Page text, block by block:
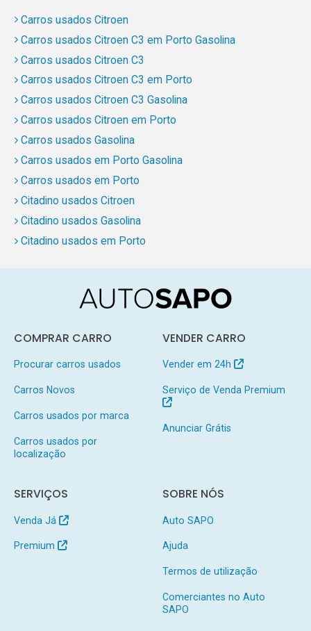
Carros usados Citroen
Carros usados Citroen C3 em Porto Gasolina
Carros usados Citroen C3
Carros usados Citroen C3 em Porto
Carros usados Citroen C3 Gasolina
Carros usados Citroen em Porto
Carros usados Gasolina
Carros usados em Porto Gasolina
Carros usados em Porto
Citadino usados Citroen
Citadino usados Gasolina
Citadino usados em Porto
COMPRAR CARRO
Procurar carros usados
Carros Novos
Carros usados por marca
Carros usados por
localização
VENDER CARRO
Vender em 24h
Serviço de Venda Premium
Anunciar Grátis
SERVIÇOS
Venda Já
Premium
SOBRE NÓS
Auto SAPO
Ajuda
Termos de utilização
Comerciantes no Auto
SAPO